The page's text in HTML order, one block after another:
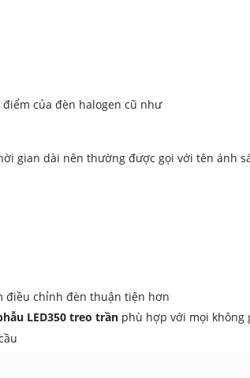
của đèn halogen cũ như
gian dài nên thường được gọi với tên ánh
điều chỉnh đèn thuận tiện hơn
LED350 treo trần phù hợp với mọi không